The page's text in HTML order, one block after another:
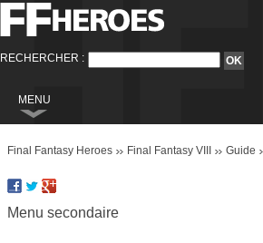
RECHERCHER :
MENU
Final Fantasy VIII
Final Fantasy Heroes Final Fantasy VIII Guide
Menu secondaire